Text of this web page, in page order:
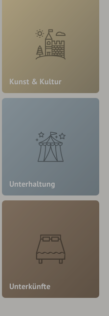
Kunst & Kultur
Unterhaltung
Unterkünfte